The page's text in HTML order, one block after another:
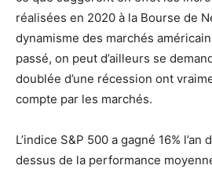
réalisées en 2020 à la Bourse de
dynamisme des marchés
passé, on peut d’ailleurs se
doublée d’une récession ont
compte par les marchés.
L’indice S&P 500 a gagné 16%
dessus de la performance